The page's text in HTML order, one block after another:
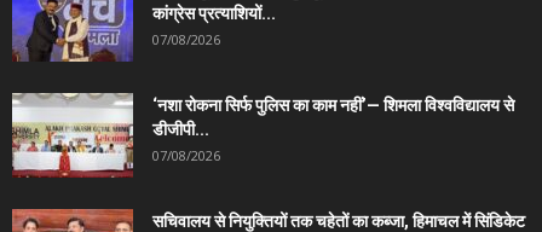
कांग्रेस प्रत्याशियों...
07/08/2026
‘नशा रोकना सिर्फ पुलिस का काम नहीं’— शिमला विश्वविद्यालय से
डीजीपी...
07/08/2026
सचिवालय से नियुक्तियों तक चहेतों का कब्जा, हिमाचल में सिंडिकेट